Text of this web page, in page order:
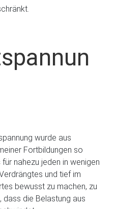
wurde aus
Fortbildungen so
nahezu jeden in wenigen
und tief im
bewusst zu machen, zu
dass die Belastung aus